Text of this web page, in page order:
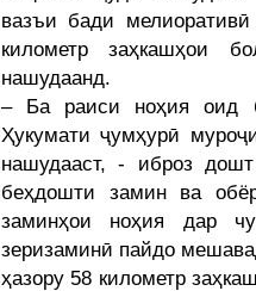
вазъи бади
километр заҳкашҳои
нашудаанд.
– Ба раиси ноҳия оид
Ҳукумати ҷумҳурӣ
нашудааст, - иброз
беҳдошти замин ва
заминҳои ноҳия дар
зеризаминӣ пайдо
ҳазору 58 километр